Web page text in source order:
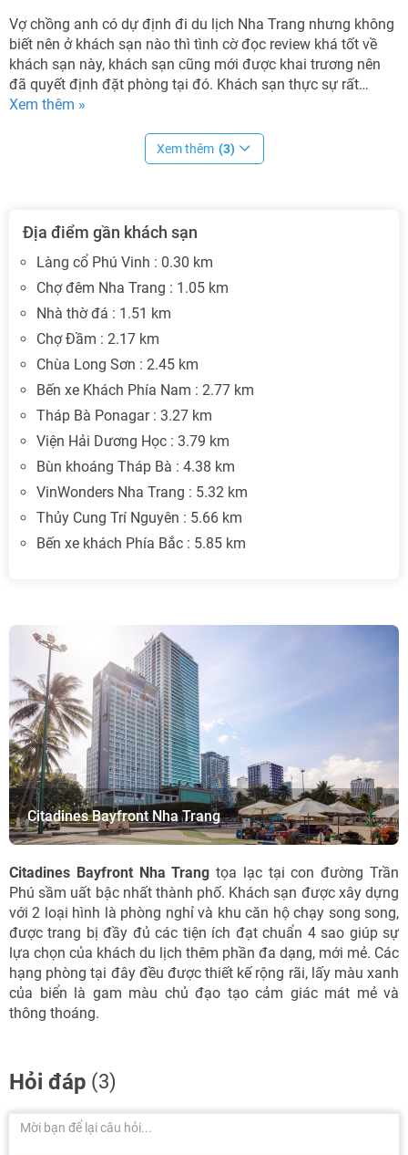
Vợ chồng anh có dự định đi du lịch Nha Trang nhưng không
biết nên ở khách sạn nào thì tình cờ đọc review khá tốt về
khách sạn này, khách sạn cũng mới được khai trương nên
đã quyết định đặt phòng tại đó. Khách sạn thực sự rất…
Xem thêm »
Xem thêm (3)
Địa điểm gần khách sạn
Làng cổ Phú Vinh : 0.30 km
Chợ đêm Nha Trang : 1.05 km
Nhà thờ đá : 1.51 km
Chợ Đầm : 2.17 km
Chùa Long Sơn : 2.45 km
Bến xe Khách Phía Nam : 2.77 km
Tháp Bà Ponagar : 3.27 km
Viện Hải Dương Học : 3.79 km
Bùn khoáng Tháp Bà : 4.38 km
VinWonders Nha Trang : 5.32 km
Thủy Cung Trí Nguyên : 5.66 km
Bến xe khách Phía Bắc : 5.85 km
Citadines Bayfront Nha Trang
Citadines Bayfront Nha Trang tọa lạc tại con đường Trần
Phú sầm uất bậc nhất thành phố. Khách sạn được xây dựng
với 2 loại hình là phòng nghỉ và khu căn hộ chạy song song,
được trang bị đầy đủ các tiện ích đạt chuẩn 4 sao giúp sự
lựa chọn của khách du lịch thêm phần đa dạng, mới mẻ. Các
hạng phòng tại đây đều được thiết kế rộng rãi, lấy màu xanh
của biển là gam màu chủ đạo tạo cảm giác mát mẻ và
thông thoáng.
Hỏi đáp (3)